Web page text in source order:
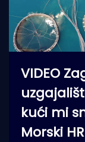
VIDEO
kući mi
Morski HR